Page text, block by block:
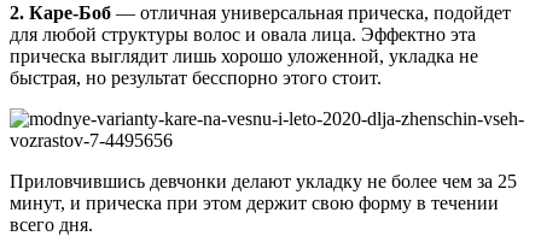
2. Каре-Боб — отличная универсальная прическа, подойдет
для любой структуры волос и овала лица. Эффектно эта
прическа выглядит лишь хорошо уложенной, укладка не
быстрая, но результат бесспорно этого стоит.
Приловчившись девчонки делают укладку не более чем за 25
минут, и прическа при этом держит свою форму в течении
всего дня.